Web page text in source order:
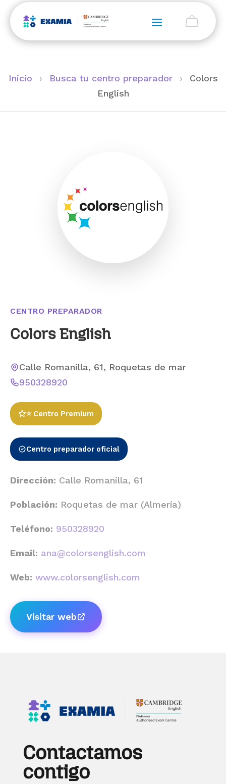
Inicio › Busca tu centro preparador ›
Colors
English
CENTRO PREPARADOR
Colors English
Calle Romanilla, 61, Roquetas de mar
950328920
⭐ Centro Premium
Centro preparador oficial
Dirección: Calle Romanilla, 61
Población: Roquetas de mar (Almería)
Teléfono: 950328920
Email: ana@colorsenglish.com
Web: www.colorsenglish.com
Visitar web
Contactamos
contigo